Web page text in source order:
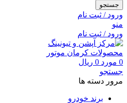
جستجو
ورود / ثبت نام
منو
ورود / ثبت نام
0 مورد 0 ریال
جستجو
مرور دسته ها
برند خودرو